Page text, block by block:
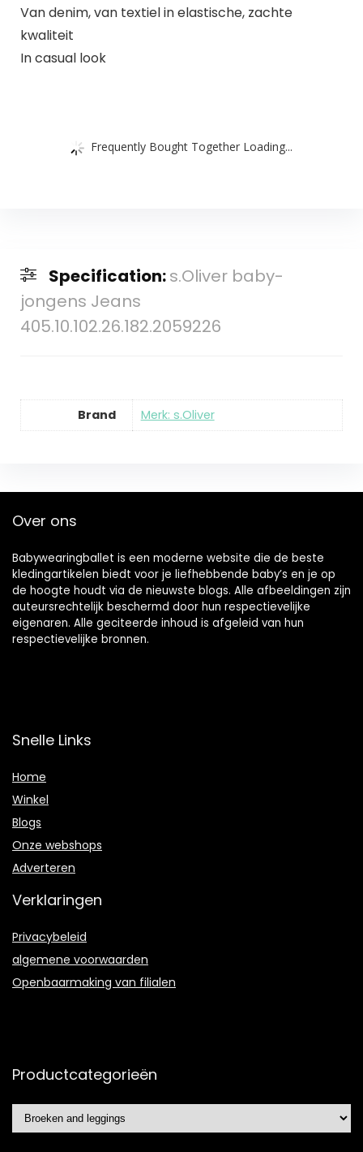
Van denim, van textiel in elastische, zachte
kwaliteit
In casual look
Frequently Bought Together Loading...
Specification:s.Oliver baby-
jongens Jeans
405.10.102.26.182.2059226
Brand Merk: s.Oliver
Over ons
Babywearingballet is een moderne website die de beste
kledingartikelen biedt voor je liefhebbende baby’s en je op
de hoogte houdt via de nieuwste blogs. Alle afbeeldingen zijn
auteursrechtelijk beschermd door hun respectievelijke
eigenaren. Alle geciteerde inhoud is afgeleid van hun
respectievelijke bronnen.
Snelle Links
Home
Winkel
Blogs
Onze webshops
Adverteren
Verklaringen
Privacybeleid
algemene voorwaarden
Openbaarmaking van filialen
Productcategorieën